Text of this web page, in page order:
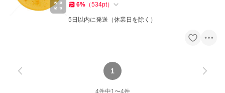
6% （534pt）
5日以内に発送（休業日を除く）
1
4件中1 〜4件